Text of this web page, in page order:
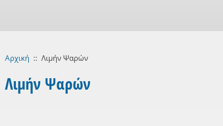
Αρχική :: Λιμήν Ψαρών
Λιμήν Ψαρών